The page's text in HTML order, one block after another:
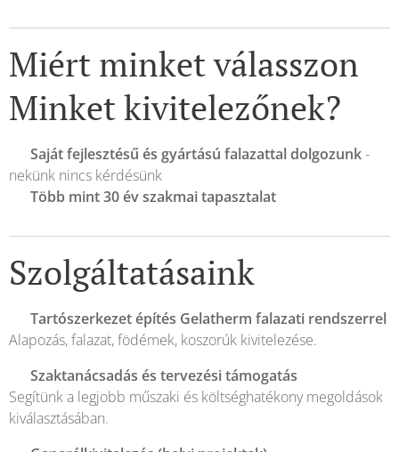
Miért minket válasszon
Minket kivitelezőnek?
Saját fejlesztésű és gyártású falazattal dolgozunk-
nekünk nincs kérdésünk
Több mint 30 év szakmai tapasztalat
Szolgáltatásaink
Tartószerkezet építés Gelatherm falazati rendszerrel
Alapozás, falazat, födémek, koszorúk kivitelezése.
Szaktanácsadás és tervezési támogatás
Segítünk a legjobb műszaki és költséghatékony megoldások
kiválasztásában.